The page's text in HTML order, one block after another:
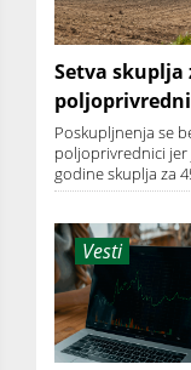
Setva skuplja
Poskupljnenja se
poljoprivrednici jer
godine skuplja za
Vesti